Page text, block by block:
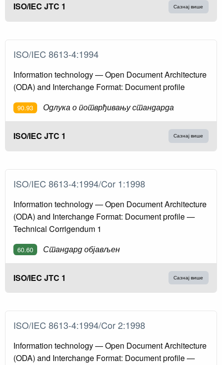
ISO/IEC JTC 1 Сазнај више
ISO/IEC 8613-4:1994
Information technology — Open Document Architecture
(ODA) and Interchange Format: Document profile
90.93 Одлука о потврђивању стандарда
ISO/IEC JTC 1 Сазнај више
ISO/IEC 8613-4:1994/Cor 1:1998
Information technology — Open Document Architecture
(ODA) and Interchange Format: Document profile —
Technical Corrigendum 1
60.60 Стандард објављен
ISO/IEC JTC 1 Сазнај више
ISO/IEC 8613-4:1994/Cor 2:1998
Information technology — Open Document Architecture
(ODA) and Interchange Format: Document profile —